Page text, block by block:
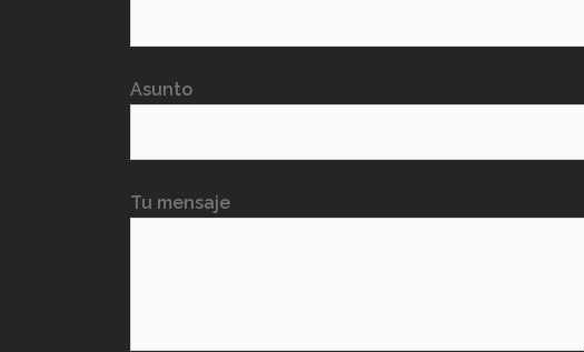
Asunto
Tu mensaje